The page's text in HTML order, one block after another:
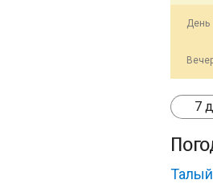
День
7